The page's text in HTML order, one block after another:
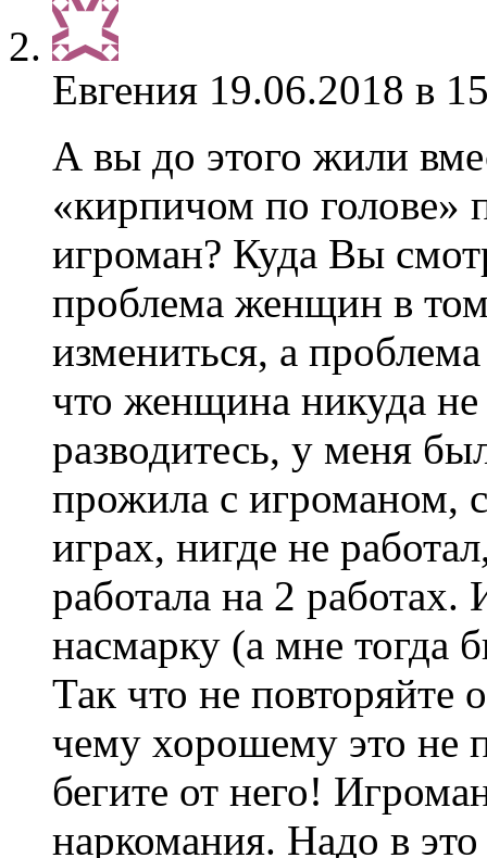
Евгения 19.06.2018 в
А вы до этого жили
«кирпичом по голове»
игроман? Куда Вы
проблема женщин в
измениться, а
что женщина никуда
разводитесь, у меня
прожила с игроманом,
играх, нигде не
работала на 2 работах.
насмарку (а мне тогда
Так что не
чему хорошему это не
бегите от него!
наркомания. Надо в